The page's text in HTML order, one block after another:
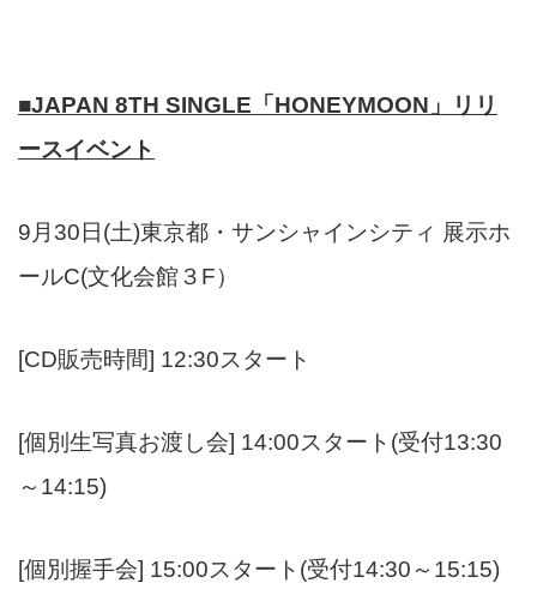
■JAPAN 8TH SINGLE「HONEYMOON」リリ
ースイベント
9月30日(土)東京都・サンシャインシティ 展示ホ
ールC(文化会館３F）
[CD販売時間] 12:30スタート
[個別生写真お渡し会] 14:00スタート(受付13:30
～14:15)
[個別握手会] 15:00スタート(受付14:30～15:15)